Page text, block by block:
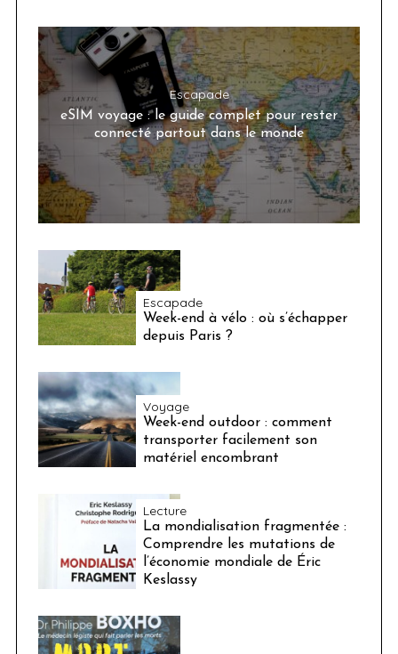
Escapade
eSIM voyage : le guide complet pour rester
connecté partout dans le monde
Escapade
Week-end à vélo : où s’échapper
depuis Paris ?
Voyage
Week-end outdoor : comment
transporter facilement son
matériel encombrant
Lecture
La mondialisation fragmentée :
Comprendre les mutations de
l’économie mondiale de Éric
Keslassy